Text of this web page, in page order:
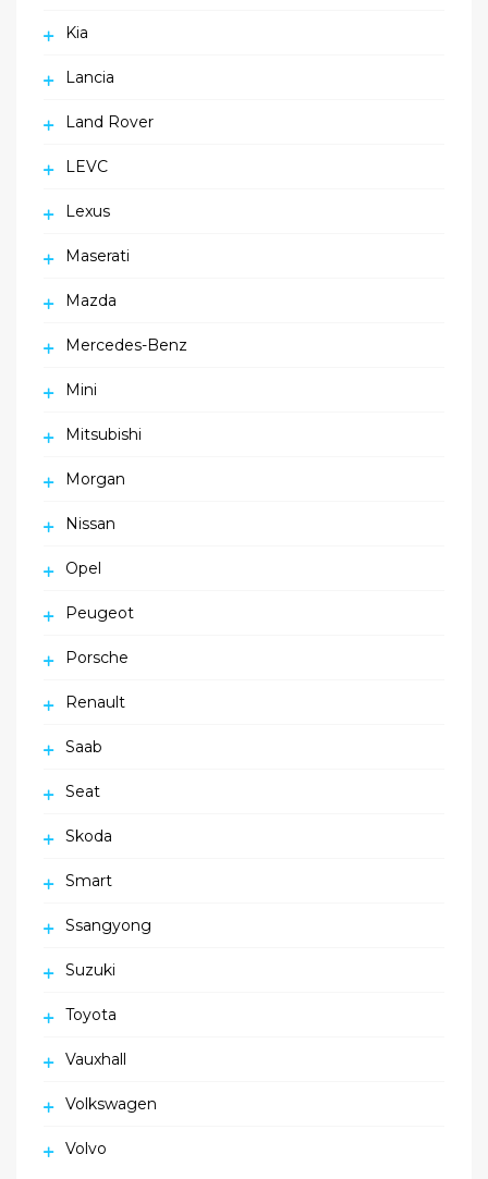
Kia
Lancia
Land Rover
LEVC
Lexus
Maserati
Mazda
Mercedes-Benz
Mini
Mitsubishi
Morgan
Nissan
Opel
Peugeot
Porsche
Renault
Saab
Seat
Skoda
Smart
Ssangyong
Suzuki
Toyota
Vauxhall
Volkswagen
Volvo